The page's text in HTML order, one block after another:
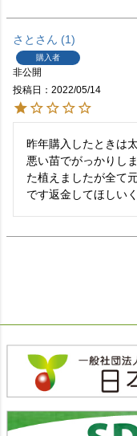
さと 1
購入者
非公開
投稿日
2022/05/14
昨年購入したときは
悪い苗でがっかりし
た植えましたが全て
です返金してほしい